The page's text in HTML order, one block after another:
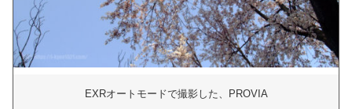
EXRオートモードで撮影した、PROVIA